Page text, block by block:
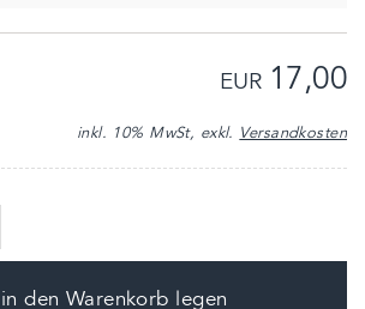
EUR 17,00
inkl. 10% MwSt, exkl. Versandkosten
in den Warenkorb legen